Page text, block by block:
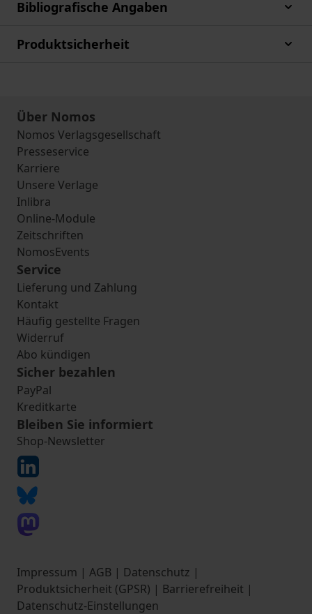
Bibliografische Angaben
Produktsicherheit
Über Nomos
Nomos Verlagsgesellschaft
Presseservice
Karriere
Unsere Verlage
Inlibra
Online-Module
Zeitschriften
NomosEvents
Service
Lieferung und Zahlung
Kontakt
Häufig gestellte Fragen
Widerruf
Abo kündigen
Sicher bezahlen
PayPal
Kreditkarte
Bleiben Sie informiert
Shop-Newsletter
Impressum | AGB | Datenschutz |
Produktsicherheit (GPSR) | Barrierefreiheit |
Datenschutz-Einstellungen